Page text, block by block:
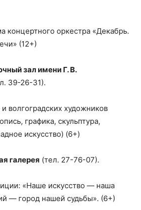
концертного оркестра «Декабрь.
(12+)
зал имени Г. В.
39-26-31).
волгоградских художников
графика, скульптура,
искусство) (6+)
галерея (тел. 27-76-07).
«Наше искусство — наша
— город нашей судьбы». (6+)